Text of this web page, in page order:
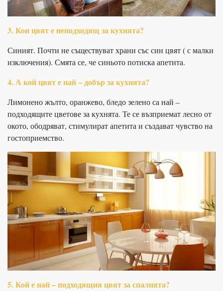
3. Кои цвят е неподходящ за кухнята?
Синият. Почти не съществуват храни със син цвят ( с малки
изключения). Смята се, че синьото потиска апетита.
4. А кой цвят е най – добър за кухнята?
Лимонено жълто, оранжево, бледо зелено са най –
подходящите цветове за кухнята. Те се възприемат лесно от
окото, ободряват, стимулират апетита и създават чувство на
гостоприемство.
5. Кой е най – подходящия цвят за спалнята?